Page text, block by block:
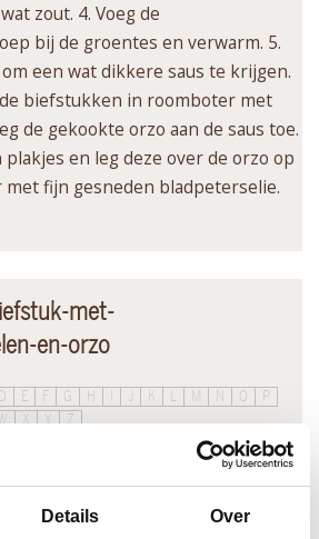
Details Over
zout. 4. Voeg de
bij de groentes en verwarm. 5.
een wat dikkere saus te krijgen.
biefstukken in roomboter met
de gekookte orzo aan de saus toe.
en leg deze over de orzo op
met fijn gesneden bladpeterselie.
met-
en-orzo
D E F G H J K L M N O
P
X Y Z
gevonden.